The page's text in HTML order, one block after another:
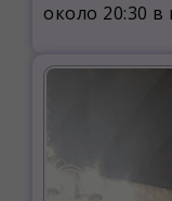
около 20:30 в